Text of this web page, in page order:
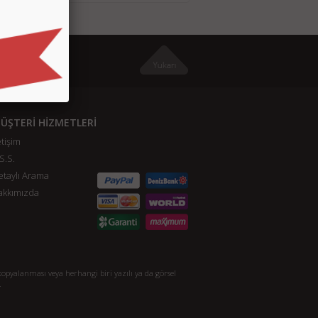
HİZMETLERİ
Arama
veya herhangi biri yazılı ya da görsel